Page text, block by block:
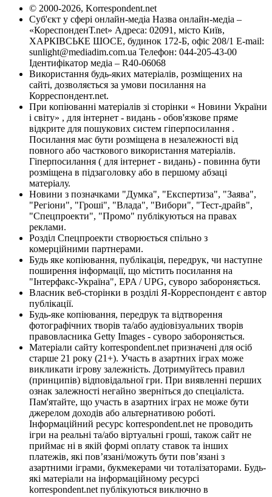
© 2000-2026, Korrespondent.net
Суб'єкт у сфері онлайн-медіа Назва онлайн-медіа –
«КореспонденТ.net» Адреса: 02091, місто Київ,
ХАРКІВСЬКЕ ШОСЕ, будинок 172-Б, офіс 208/1 E-mail:
sunlight@mediadim.com.ua Телефон: 044-205-43-00
Ідентифікатор медіа – R40-06068
Використання будь-яких матеріалів, розміщених на
сайті, дозволяється за умови посилання на
Корреспондент.net.
При копіюванні матеріалів зі сторінки « Новини України
і світу» , для інтернет - видань - обов'язкове пряме
відкрите для пошукових систем гіперпосилання .
Посилання має бути розміщена в незалежності від
повного або часткового використання матеріалів.
Гіперпосилання ( для інтернет - видань) - повинна бути
розміщена в підзаголовку або в першому абзаці
матеріалу.
Новини з позначками "Думка", "Експертиза", "Заява",
"Регіони", "Гроші", "Влада", "Вибори", "Тест-драйв",
"Спецпроекти", "Промо" публікуються на правах
реклами.
Розділ Спецпроекти створюється спільно з
комерційними партнерами.
Будь яке копіювання, публікація, передрук, чи наступне
поширення інформації, що містить посилання на
"Інтерфакс-Україна", EPA / UPG, суворо забороняється.
Власник веб-сторінки в розділі Я-Корреспондент є автор
публікації.
Будь-яке копіювання, передрук та відтворення
фотографічних творів та/або аудіовізуальних творів
правовласника Getty Images - суворо забороняється.
Матеріали сайту korrespondent.net призначені для осіб
старше 21 року (21+). Участь в азартних іграх може
викликати ігрову залежність. Дотримуйтесь правил
(принципів) відповідальної гри. При виявленні перших
ознак залежності негайно зверніться до спеціаліста.
Пам'ятайте, що участь в азартних іграх не може бути
джерелом доходів або альтернативою роботі.
Інформаційний ресурс korrespondent.net не проводить
ігри на реальні та/або віртуальні гроші, також сайт не
приймає ні в якій формі оплату ставок та інших
платежів, які пов’язані/можуть бути пов’язані з
азартними іграми, букмекерами чи тоталізаторами. Будь-
які матеріали на інформаційному ресурсі
korrespondent.net публікуються виключно в